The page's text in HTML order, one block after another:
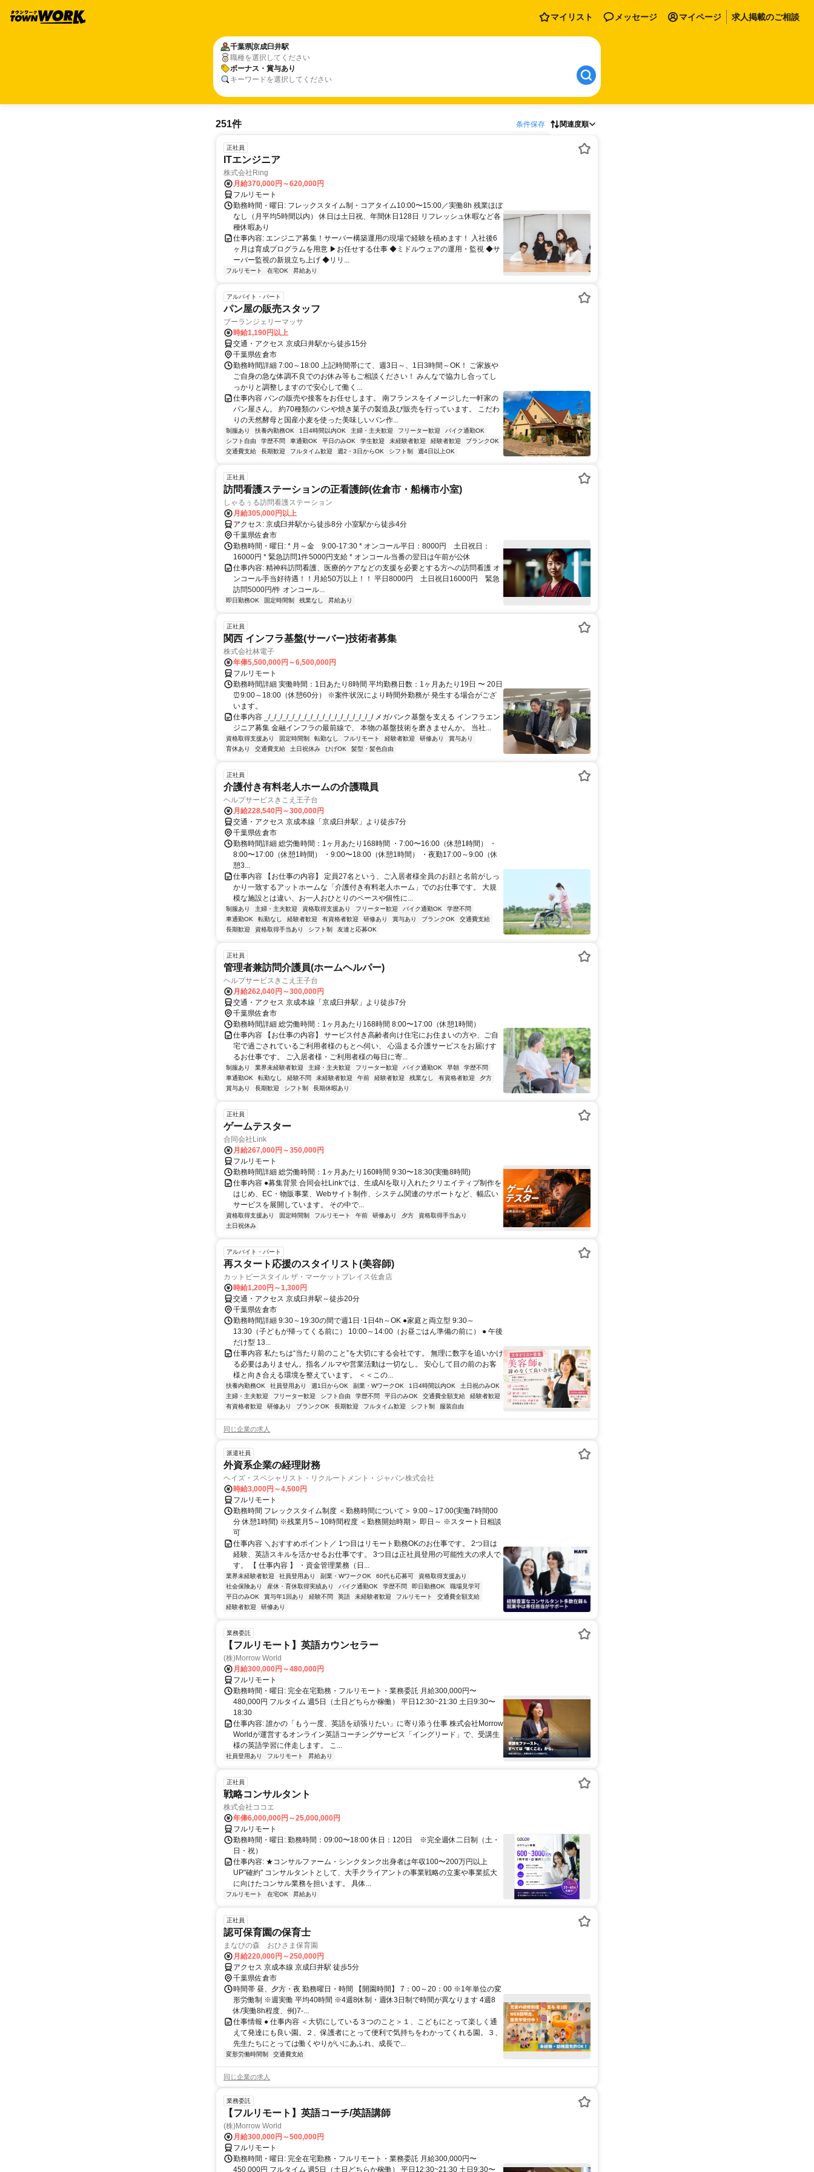
マイリスト メッセージ マイページ 求人掲載のご相談
千葉県京成臼井駅
職種を選択してください
ボーナス・賞与あり
キーワードを選択してください
251件 条件保存 関連度順
正社員
ITエンジニア
株式会社Ring
月給370,000円～620,000円
フルリモート
勤務時間・曜日: フレックスタイム制・コアタイム10:00〜15:00／実働8h 残業ほぼ
なし（月平均5時間以内） 休日は土日祝、年間休日128日 リフレッシュ休暇など各
種休暇あり
仕事内容: エンジニア募集！サーバー構築運用の現場で経験を積めます！ 入社後6
ヶ月は育成プログラムを用意 ▶お任せする仕事 ◆ミドルウェアの運用・監視 ◆サ
ーバー監視の新規立ち上げ ◆リリ...
フルリモート 在宅OK 昇給あり
アルバイト・パート
パン屋の販売スタッフ
ブーランジェリーマッサ
時給1,190円以上
交通・アクセス 京成臼井駅から徒歩15分
千葉県佐倉市
勤務時間詳細 7:00～18:00 上記時間帯にて、週3日～、1日3時間～OK！ ご家族や
ご自身の急な体調不良でのお休み等もご相談ください！ みんなで協力し合ってし
っかりと調整しますので安心して働く...
仕事内容 パンの販売や接客をお任せします。 南フランスをイメージした一軒家の
パン屋さん。 約70種類のパンや焼き菓子の製造及び販売を行っています。 こだわ
りの天然酵母と国産小麦を使った美味しいパン作...
制服あり 扶養内勤務OK 1日4時間以内OK 主婦・主夫歓迎 フリーター歓迎
バイク通勤OK
シフト自由
学歴不問 車通勤OK 平日のみOK 学生歓迎 未経験者歓迎 経験者歓迎
ブランクOK
交通費支給
長期歓迎 フルタイム歓迎 週2・3日からOK シフト制 週4日以上OK
正社員
訪問看護ステーションの正看護師(佐倉市・船橋市小室)
しゃるぅる訪問看護ステーション
月給305,000円以上
アクセス: 京成臼井駅から徒歩8分 小室駅から徒歩4分
千葉県佐倉市
勤務時間・曜日: * 月～金 9:00-17:30 * オンコール平日：8000円 土日祝日：
16000円 * 緊急訪問1件5000円支給 * オンコール当番の翌日は午前が公休
仕事内容: 精神科訪問看護、医療的ケアなどの支援を必要とする方への訪問看護 オ
ンコール手当好待遇！！月給50万以上！！ 平日8000円 土日祝日16000円 緊急
訪問5000円/件 オンコール...
即日勤務OK 固定時間制 残業なし 昇給あり
正社員
関西 インフラ基盤(サーバー)技術者募集
株式会社林電子
年俸5,500,000円～6,500,000円
フルリモート
勤務時間詳細 実働時間：1日あたり8時間 平均勤務日数：1ヶ月あたり19日 〜 20日
⏰9:00～18:00（休憩60分） ※案件状況により時間外勤務が 発生する場合がござ
います。
仕事内容 _/_/_/_/_/_/_/_/_/_/_/_/_/_/_/_/_/_/ メガバンク基盤を支える インフラエン
ジニア募集 金融インフラの最前線で、 本物の基盤技術を磨きませんか。 当社...
資格取得支援あり 固定時間制 転勤なし フルリモート 経験者歓迎 研修あり
賞与あり
育休あり
交通費支給 土日祝休み ひげOK 髪型・髪色自由
正社員
介護付き有料老人ホームの介護職員
ヘルプサービスきこえ王子台
月給228,540円～300,000円
交通・アクセス 京成本線「京成臼井駅」より徒歩7分
千葉県佐倉市
勤務時間詳細 総労働時間：1ヶ月あたり168時間 ・7:00〜16:00（休憩1時間） ・
8:00〜17:00（休憩1時間） ・9:00〜18:00（休憩1時間） ・夜勤17:00～9:00（休
憩3...
仕事内容 【お仕事の内容】 定員27名という、ご入居者様全員のお顔と名前がしっ
かり一致するアットホームな「介護付き有料老人ホーム」でのお仕事です。 大規
模な施設とは違い、お一人おひとりのペースや個性に...
制服あり 主婦・主夫歓迎 資格取得支援あり フリーター歓迎 バイク通勤OK
学歴不問
車通勤OK
転勤なし 経験者歓迎 有資格者歓迎 研修あり 賞与あり ブランクOK
交通費支給
長期歓迎
資格取得手当あり シフト制 友達と応募OK
正社員
管理者兼訪問介護員(ホームヘルパー)
ヘルプサービスきこえ王子台
月給262,040円～300,000円
交通・アクセス 京成本線「京成臼井駅」より徒歩7分
千葉県佐倉市
勤務時間詳細 総労働時間：1ヶ月あたり168時間 8:00〜17:00（休憩1時間）
仕事内容 【お仕事の内容】 サービス付き高齢者向け住宅にお住まいの方や、ご自
宅で過ごされているご利用者様のもとへ伺い、 心温まる介護サービスをお届けす
るお仕事です。 ご入居者様・ご利用者様の毎日に寄...
制服あり 業界未経験者歓迎 主婦・主夫歓迎 フリーター歓迎 バイク通勤OK 早朝
学歴不問
車通勤OK
転勤なし 経験不問 未経験者歓迎 午前 経験者歓迎 残業なし 有資格者歓迎
夕方
賞与あり
長期歓迎 シフト制 長期休暇あり
正社員
ゲームテスター
合同会社Link
月給267,000円～350,000円
フルリモート
勤務時間詳細 総労働時間：1ヶ月あたり160時間 9:30〜18:30(実働8時間)
仕事内容 ●募集背景 合同会社Linkでは、生成AIを取り入れたクリエイティブ制作を
はじめ、EC・物販事業、Webサイト制作、システム関連のサポートなど、幅広い
サービスを展開しています。 その中で...
資格取得支援あり 固定時間制 フルリモート 午前 研修あり 夕方
資格取得手当あり
土日祝休み
アルバイト・パート
再スタート応援のスタイリスト(美容師)
カットビースタイル ザ・マーケットプレイス佐倉店
時給1,200円～1,300円
交通・アクセス 京成臼井駅～徒歩20分
千葉県佐倉市
勤務時間詳細 9:30～19:30の間で週1日･1日4h～OK ●家庭と両立型 9:30～
13:30（子どもが帰ってくる前に） 10:00～14:00（お昼ごはん準備の前に） ● 午後
だけ型 13...
仕事内容 私たちは“当たり前のこと”を大切にする会社です。 無理に数字を追いかけ
る必要はありません。指名ノルマや営業活動は一切なし。 安心して目の前のお客
様と向き合える環境を整えています。 ＜＜この...
扶養内勤務OK 社員登用あり 週1日からOK 副業・WワークOK 1日4時間以内OK
土日祝のみOK
主婦・主夫歓迎
フリーター歓迎 シフト自由 学歴不問 平日のみOK 交通費全額支給
経験者歓迎
有資格者歓迎
研修あり ブランクOK 長期歓迎 フルタイム歓迎 シフト制 服装自由
同じ企業の求人
派遣社員
外資系企業の経理財務
ヘイズ・スペシャリスト・リクルートメント・ジャパン株式会社
時給3,000円～4,500円
フルリモート
勤務時間 フレックスタイム制度 ＜勤務時間について＞ 9:00～17:00(実働7時間00
分 休憩1時間) ※残業月5～10時間程度 ＜勤務開始時期＞ 即日～ ※スタート日相談
可
仕事内容 ＼おすすめポイント／ 1つ目はリモート勤務OKのお仕事です。 2つ目は
経験、英語スキルを活かせるお仕事です。 3つ目は正社員登用の可能性大の求人で
す。 【 仕事内容 】 ・資金管理業務（日...
業界未経験者歓迎 社員登用あり 副業・WワークOK 60代も応募可
資格取得支援あり
社会保険あり
産休・育休取得実績あり バイク通勤OK 学歴不問 即日勤務OK
職場見学可
平日のみOK
賞与年1回あり 経験不問 英語 未経験者歓迎 フルリモート
交通費全額支給
経験者歓迎
研修あり
業務委託
【フルリモート】英語カウンセラー
(株)Morrow World
月給300,000円～480,000円
フルリモート
勤務時間・曜日: 完全在宅勤務・フルリモート・業務委託 月給300,000円〜
480,000円 フルタイム 週5日（土日どちらか稼働） 平日12:30~21:30 土日9:30〜
18:30
仕事内容: 誰かの「もう一度、英語を頑張りたい」に寄り添う仕事 株式会社Morrow
Worldが運営するオンライン英語コーチングサービス「イングリード」で、受講生
様の英語学習に伴走します。 こ...
社員登用あり フルリモート 昇給あり
正社員
戦略コンサルタント
株式会社ココエ
年俸6,000,000円～25,000,000円
フルリモート
勤務時間・曜日: 勤務時間：09:00〜18:00 休日：120日 ※完全週休二日制（土・
日・祝）
仕事内容: ★コンサルファーム・シンクタンク出身者は年収100〜200万円以上
UP"確約" コンサルタントとして、大手クライアントの事業戦略の立案や事業拡大
に向けたコンサル業務を担います。 具体...
フルリモート 在宅OK 昇給あり
正社員
認可保育園の保育士
まなびの森 おひさま保育園
月給220,000円～250,000円
アクセス 京成本線 京成臼井駅 徒歩5分
千葉県佐倉市
時間帯 昼、夕方・夜 勤務曜日・時間 【開園時間】 7：00～20：00 ※1年単位の変
形労働制 ※週実働 平均40時間 ※4週8休制・週休3日制で時間が異なります 4週8
休/実働8h程度、例)7-...
仕事情報 ● 仕事内容 ＜大切にしている３つのこと＞１、こどもにとって楽しく通
えて発達にも良い園。２、保護者にとって便利で気持ちをわかってくれる園。３、
先生たちにとっては働くやりがいにあふれ、成長で...
変形労働時間制 交通費支給
同じ企業の求人
業務委託
【フルリモート】英語コーチ/英語講師
(株)Morrow World
月給300,000円～500,000円
フルリモート
勤務時間・曜日: 完全在宅勤務・フルリモート・業務委託 月給300,000円〜
450,000円 フルタイム 週5日（土日どちらか稼働） 平日12:30~21:30 土日9:30〜